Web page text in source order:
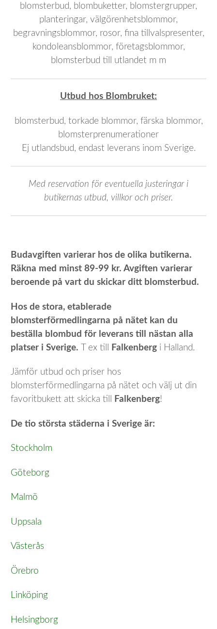
blomsterbud, blombuketter, blomstergrupper,
planteringar, välgörenhetsblommor,
begravningsblommor, rosor, fina tillvalspresenter,
kondoleansblommor, företagsblommor,
blomsterbud till utlandet m m
Utbud hos Blombruket:
blomsterbud, torkade blommor, färska blommor,
blomsterprenumerationer
Ej utlandsbud, endast leverans inom Sverige.
Med reservation för eventuella justeringar i
butikernas utbud, villkor och priser.
Budavgiften varierar hos de olika butikerna.
Räkna med minst 89-99 kr. Avgiften varierar
beroende på vart du skickar ditt blomsterbud.
Hos de stora, etablerade
blomsterförmedlingarna på nätet kan du
beställa blombud för leverans till nästan alla
platser i Sverige.
T ex till Falkenberg i Halland.
Jämför utbud och priser hos
blomsterförmedlingarna på nätet och välj ut din
favoritbukett att skicka till
Falkenberg!
De tio största städerna i Sverige är:
Stockholm
Göteborg
Malmö
Uppsala
Västerås
Örebro
Linköping
Helsingborg